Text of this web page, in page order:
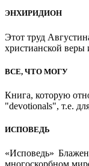
ЭНХИРИДИОН
Этот труд
христианской веры
ВСЕ, ЧТО МОГУ
Книга, которую
"devotionals", т.е.
ИСПОВЕДЬ
«Исповедь»